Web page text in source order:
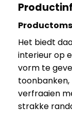
Het biedt
interieur op
vorm te
toonbanken,
verfraaien
strakke